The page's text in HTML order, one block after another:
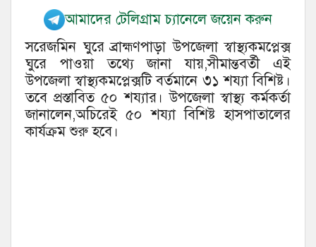
আমাদের টেলিগ্রাম চ্যানেলে জয়েন করুন
সরেজমিন ঘুরে ব্রাহ্মণপাড়া উপজেলা স্বাস্থ্যকমপ্লেক্স
ঘুরে পাওয়া তথ্যে জানা যায়,সীমান্তবর্তী এই
উপজেলা স্বাস্থ্যকমপ্লেক্সটি বর্তমানে ৩১ শয্যা বিশিষ্ট।
তবে প্রস্তাবিত ৫০ শয্যার। উপজেলা স্বাস্থ্য কর্মকর্তা
জানালেন,অচিরেই ৫০ শয্যা বিশিষ্ট হাসপাতালের
কার্যক্রম শুরু হবে।